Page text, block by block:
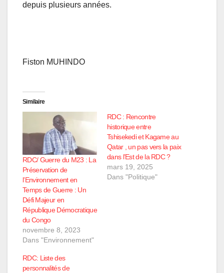
depuis plusieurs années.
Fiston MUHINDO
Similaire
RDC/ Guerre du M23 : La
Préservation de
l’Environnement en
Temps de Guerre : Un
Défi Majeur en
République Démocratique
du Congo
novembre 8, 2023
Dans "Environnement"
RDC : Rencontre
historique entre
Tshisekedi et Kagame au
Qatar , un pas vers la paix
dans l’Est de la RDC ?
mars 19, 2025
Dans "Politique"
RDC: Liste des
personnalités de